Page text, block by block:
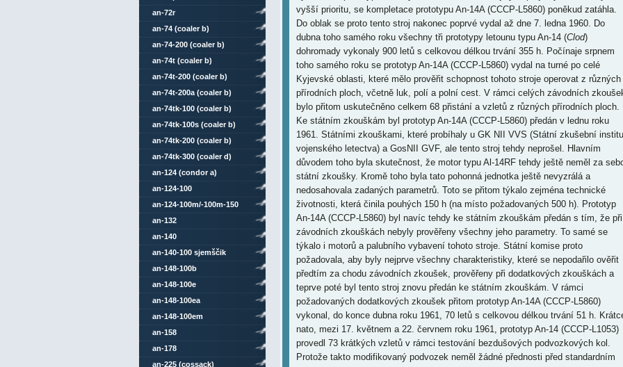
vyšší prioritu, se kompletace prototypu An-14A (CCCP-L5860) poněkud zatáhla.
Do oblak se proto tento stroj nakonec poprvé vydal až dne 7. ledna 1960. Do
dubna toho samého roku všechny tři prototypy letounu typu An-14 (Clod)
dohromady vykonaly 900 letů s celkovou délkou trvání 355 h. Počínaje srpnem
toho samého roku se prototyp An-14A (CCCP-L5860) vydal na turné po celé
Kyjevské oblasti, které mělo prověřit schopnost tohoto stroje operovat z různých
přírodních ploch, včetně luk, polí a polní cest. V rámci celých závodních
bylo přitom uskutečněno celkem 68 přistání a vzletů z různých přírodních ploch.
Ke státním zkouškám byl prototyp An-14A (CCCP-L5860) předán v lednu roku
1961. Státními zkouškami, které probíhaly u GK NII VVS (Státní zkušební
vojenského letectva) a GosNII GVF, ale tento stroj tehdy neprošel. Hlavním
důvodem toho byla skutečnost, že motor typu Al-14RF tehdy ještě neměl za
státní zkoušky. Kromě toho byla tato pohonná jednotka ještě nevyzrálá a
nedosahovala zadaných parametrů. Toto se přitom týkalo zejména technické
životnosti, která činila pouhých 150 h (na místo požadovaných 500 h). Prototyp
An-14A (CCCP-L5860) byl navíc tehdy ke státním zkouškám předán s tím, že při
závodních zkouškách nebyly prověřeny všechny jeho parametry. To samé se
týkalo i motorů a palubního vybavení tohoto stroje. Státní komise proto
požadovala, aby byly nejprve všechny charakteristiky, které se nepodařilo ověřit
předtím za chodu závodních zkoušek, prověřeny při dodatkových zkouškách a
teprve poté byl tento stroj znovu předán ke státním zkouškám. V rámci
požadovaných dodatkových zkoušek přitom prototyp An-14A (CCCP-L5860)
vykonal, do konce dubna roku 1961, 70 letů s celkovou délkou trvání 51 h.
nato, mezi 17. květnem a 22. červnem roku 1961, prototyp An-14 (CCCP-L1053)
provedl 73 krátkých vzletů v rámci testování bezdušových podvozkových kol.
Protože takto modifikovaný podvozek neměl žádné přednosti před standardním
an-72r
an-74 (coaler b)
an-74-200 (coaler b)
an-74t (coaler b)
an-74t-200 (coaler b)
an-74t-200a (coaler b)
an-74tk-100 (coaler b)
an-74tk-100s (coaler b)
an-74tk-200 (coaler b)
an-74tk-300 (coaler d)
an-124 (condor a)
an-124-100
an-124-100m/-100m-150
an-132
an-140
an-140-100 sjemščik
an-148-100b
an-148-100e
an-148-100ea
an-148-100em
an-158
an-178
an-225 (cossack)